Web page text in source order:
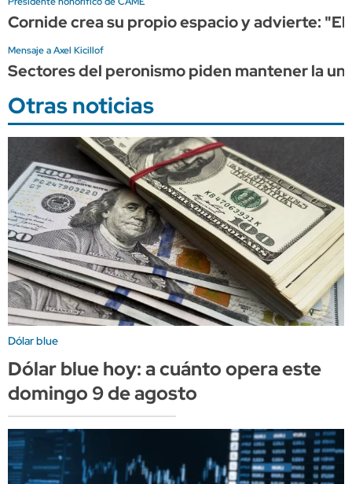
Cornide crea su propio espacio y advierte:
Mensaje a Axel Kicillof
Sectores del peronismo piden mantener la
Otras noticias
Dólar blue
Dólar blue hoy: a cuánto opera este
domingo 9 de agosto